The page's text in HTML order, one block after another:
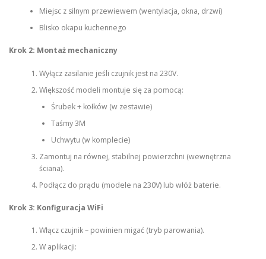
Miejsc z silnym przewiewem (wentylacja, okna, drzwi)
Blisko okapu kuchennego
Krok 2: Montaż mechaniczny
Wyłącz zasilanie jeśli czujnik jest na 230V.
Większość modeli montuje się za pomocą:
Śrubek + kołków (w zestawie)
Taśmy 3M
Uchwytu (w komplecie)
Zamontuj na równej, stabilnej powierzchni (wewnętrzna
ściana).
Podłącz do prądu (modele na 230V) lub włóż baterie.
Krok 3: Konfiguracja WiFi
Włącz czujnik – powinien migać (tryb parowania).
W aplikacji: